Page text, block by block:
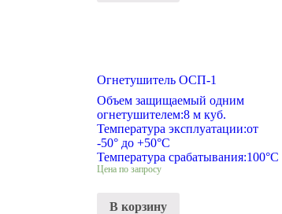
Огнетушитель ОСП-1
Объем защищаемый одним
огнетушителем:8 м куб.
Температура эксплуатации:от
-50° до +50°С
Температура срабатывания:100°С
Цена по запросу
В корзину